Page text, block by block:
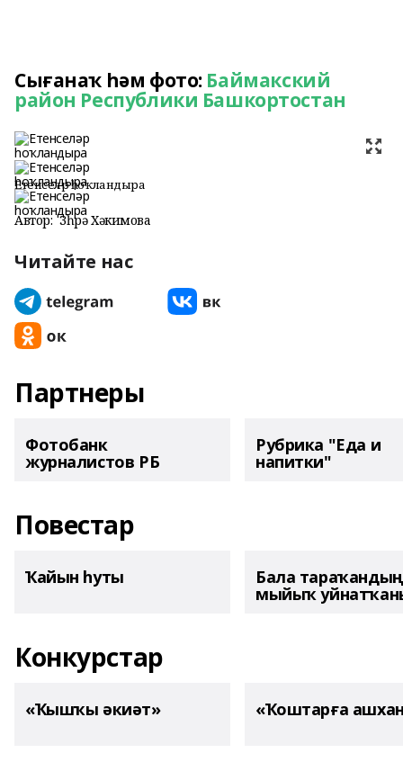
Сығанаҡ һәм фото: Баймакский
район Республики Башкортостан
Етенселәр һоҡландыра
Автор: Зөһрә Хәкимова
Читайте нас
Партнеры
Фотобанк
журналистов РБ
Рубрика "Еда и
напитки"
Повестар
Ҡайын һуты Бала тараҡандың
мыйыҡ
Конкурстар
«Ҡышҡы әкиәт» «Ҡоштарға